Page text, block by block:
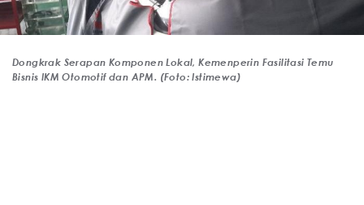
Dongkrak Serapan Komponen Lokal, Kemenperin Fasilitasi Temu
Bisnis IKM Otomotif dan APM. (Foto: Istimewa)